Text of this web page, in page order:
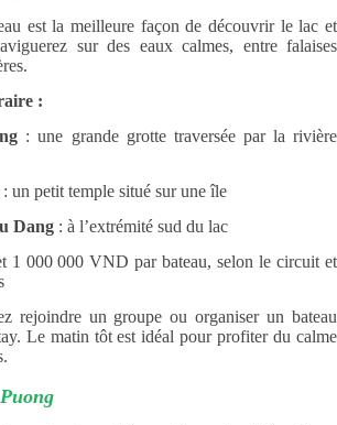
est la meilleure façon de découvrir le lac et
sur des eaux calmes, entre falaises
:
: une grande grotte traversée par la rivière
: un petit temple situé sur une île
Dang : à l’extrémité sud du lac
1 000 000 VND par bateau, selon le circuit et
rejoindre un groupe ou organiser un bateau
Le matin tôt est idéal pour profiter du calme